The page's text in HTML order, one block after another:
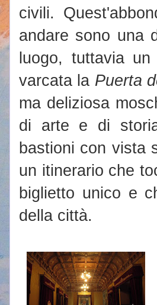
civili.
andare sono una
luogo, tuttavia
varcata la Puerta
ma deliziosa
di arte e di
bastioni con vista
un itinerario che
biglietto unico e
della città.